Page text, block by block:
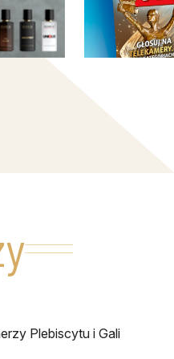
Plebiscytu i Gali